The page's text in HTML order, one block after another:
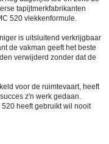
tapijtmerkfabrikanten
520 vlekkenformule.
is uitsluitend verkrijgbaar
de vakman geeft het beste
verwijderd zonder dat de
voor de ruimtevaart, heeft
z'n werk gedaan.
heeft gebruikt wil nooit